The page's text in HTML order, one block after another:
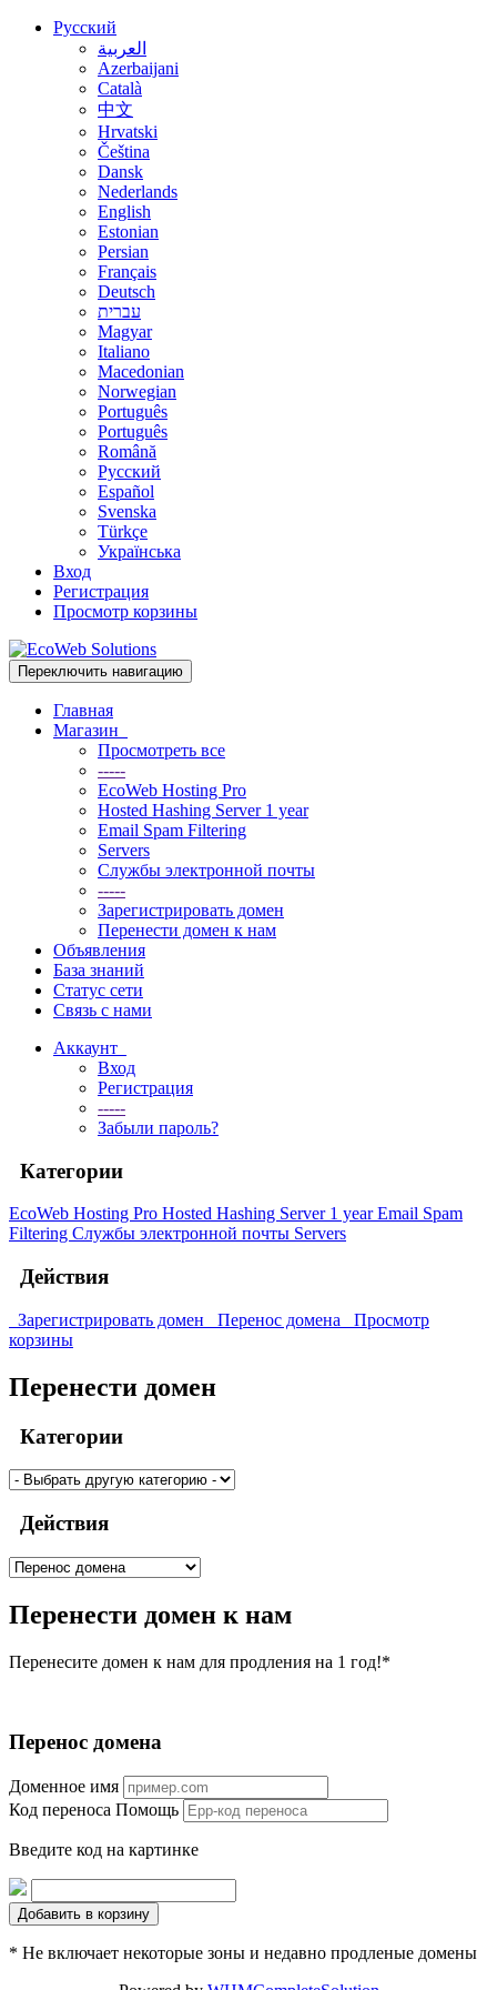
Русский
العربية
Azerbaijani
Català
中文
Hrvatski
Čeština
Dansk
Nederlands
English
Estonian
Persian
Français
Deutsch
עברית
Magyar
Italiano
Macedonian
Norwegian
Português
Português
Română
Русский
Español
Svenska
Türkçe
Українська
Вход
Регистрация
Просмотр корзины
Переключить навигацию
Главная
Магазин
Просмотреть все
-----
EcoWeb Hosting Pro
Hosted Hashing Server 1 year
Email Spam Filtering
Servers
Службы электронной почты
-----
Зарегистрировать домен
Перенести домен к нам
Объявления
База знаний
Статус сети
Связь с нами
Аккаунт
Вход
Регистрация
-----
Забыли пароль?
Категории
EcoWeb Hosting Pro Hosted Hashing Server 1 yearEmail Spam
Filtering Службы электронной почты Servers
Действия
Зарегистрировать домен Перенос домена
Просмотр
корзины
Перенести домен
Категории
Действия
Перенести домен к нам
Перенесите домен к нам для продления на 1 год!*
Перенос домена
Доменное имя
Код переноса Помощь
Введите код на картинке
Добавить в корзину
* Не включает некоторые зоны и недавно продленые домены